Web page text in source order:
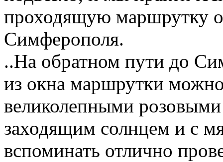
проходящую маршрутку
Симферополя.
..На обратном пути до
из окна маршрутки
великолепными
заходящим солнцем и с
вспоминать отлично